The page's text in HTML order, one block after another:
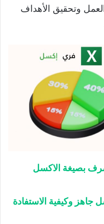
وتحقيق الأهداف
بصيغة الاكسل
جاهز وكيفية الاستفادة